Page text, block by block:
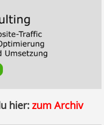
hier:zum Archiv